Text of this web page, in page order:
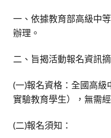
一、依據教育部高級中
辦理。
二、旨揭活動報名資訊
(一)報名資格：全國高
實驗教育學生），無需
(二)報名須知：